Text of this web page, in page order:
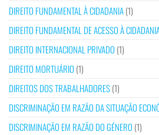
DIREITO FUNDAMENTAL À CIDADANIA(1)
DIREITO FUNDAMENTAL DE ACESSO À
DIREITO INTERNACIONAL PRIVADO (1)
DIREITO MORTUÁRIO (1)
DIREITOS DOS TRABALHADORES(1)
DISCRIMINAÇÃO EM RAZÃO DA SITUAÇÃO
DISCRIMINAÇÃO EM RAZÃO DO GÉNERO (1)